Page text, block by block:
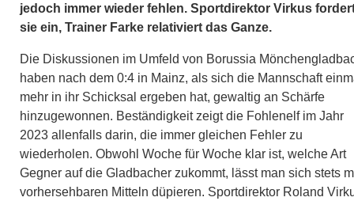
jedoch immer wieder fehlen. Sportdirektor Virkus
sie ein, Trainer Farke relativiert das Ganze.
Die Diskussionen im Umfeld von Borussia
haben nach dem 0:4 in Mainz, als sich die Mannschaft
mehr in ihr Schicksal ergeben hat, gewaltig an Schärfe
hinzugewonnen. Beständigkeit zeigt die Fohlenelf im Jahr
2023 allenfalls darin, die immer gleichen Fehler zu
wiederholen. Obwohl Woche für Woche klar ist, welche Art
Gegner auf die Gladbacher zukommt, lässt man sich stets
vorhersehbaren Mitteln düpieren. Sportdirektor Roland